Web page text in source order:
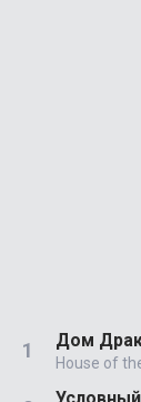
Дом
House of